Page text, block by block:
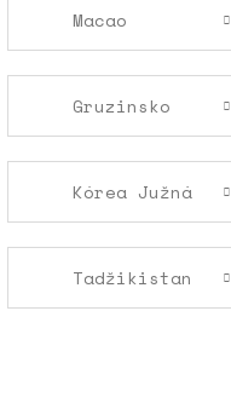
Macao
Gruzinsko
Kórea Južná
Tadžikistan